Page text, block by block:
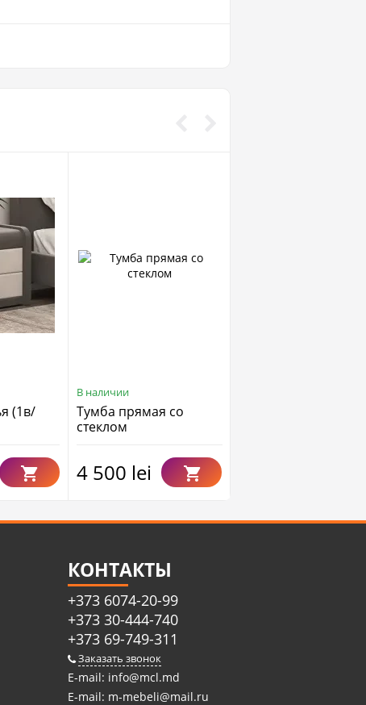
(1в/
В наличии
Тумба прямая со
стеклом
4 500 lei
КОНТАКТЫ
+373 6074-20-99
+373 30-444-740
+373 69-749-311
Заказать звонок
E-mail: info@mcl.md
E-mail: m-mebeli@mail.ru